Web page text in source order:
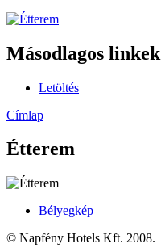
Másodlagos linkek
Letöltés
Címlap
Étterem
Bélyegkép
© Napfény Hotels Kft. 2008.